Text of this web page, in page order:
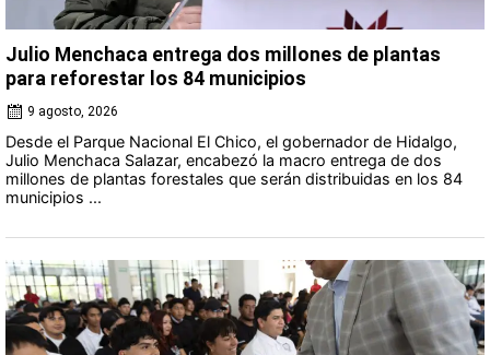
Julio Menchaca entrega dos millones de plantas
para reforestar los 84 municipios
9 agosto, 2026
Desde el Parque Nacional El Chico, el gobernador de Hidalgo,
Julio Menchaca Salazar, encabezó la macro entrega de dos
millones de plantas forestales que serán distribuidas en los 84
municipios ...